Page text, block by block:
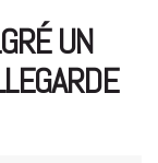
UN